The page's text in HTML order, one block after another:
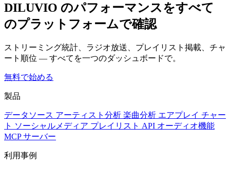
DILUVIO のパフォーマンスをすべて
のプラットフォームで確認
ストリーミング統計、ラジオ放送、プレイリスト掲載、チャ
ート順位 — すべてを一つのダッシュボードで。
無料で始める
製品
データソース アーティスト分析 楽曲分析 エアプレイ チャー
ト ソーシャルメディア プレイリスト API オーディオ機能
MCP サーバー
利用事例